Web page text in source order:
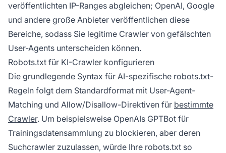
veröffentlichten IP-Ranges abgleichen; OpenAI, Google
und andere große Anbieter veröffentlichen diese
Bereiche, sodass Sie legitime Crawler von gefälschten
User-Agents unterscheiden können.
Robots.txt für KI-Crawler konfigurieren
Die grundlegende Syntax für AI-spezifische robots.txt-
Regeln folgt dem Standardformat mit User-Agent-
Matching und Allow/Disallow-Direktiven für bestimmte
Crawler. Um beispielsweise OpenAIs GPTBot für
Trainingsdatensammlung zu blockieren, aber deren
Suchcrawler zuzulassen, würde Ihre robots.txt so